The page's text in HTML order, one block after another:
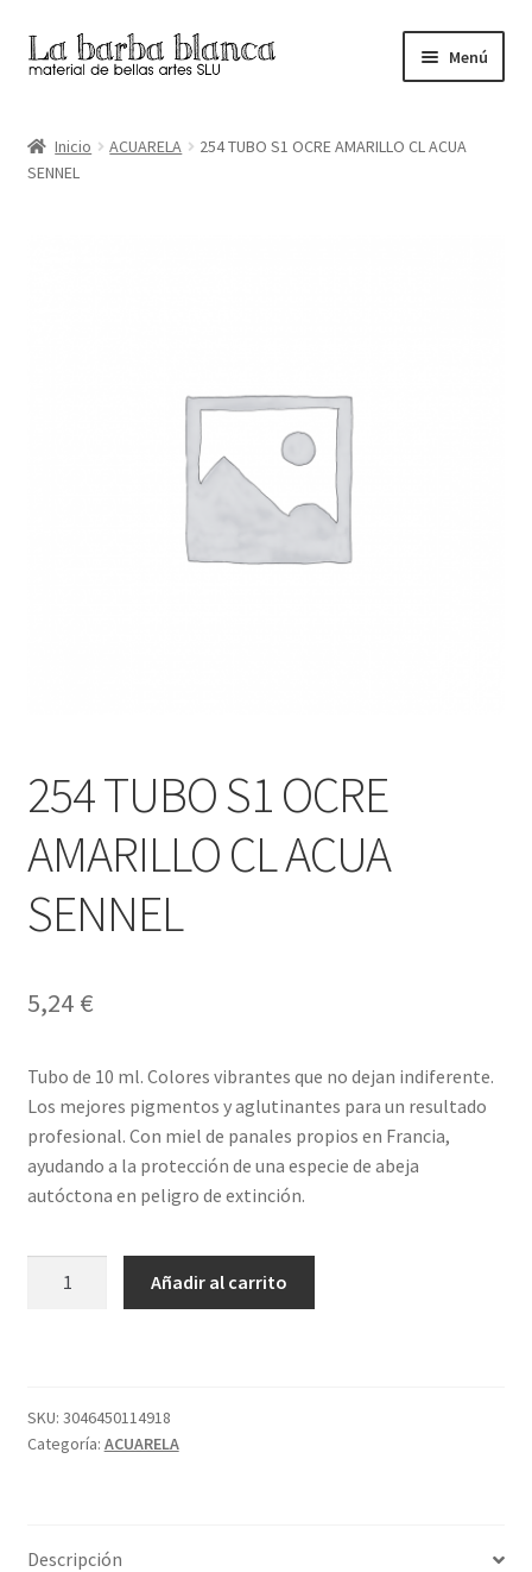
Ir
a
navegación
Ir
al
Menú
Carrito
Inicio ACUARELA
254 TUBO S1 OCRE AMARILLO CL ACUA
SENNEL
254 TUBO S1 OCRE
AMARILLO CL ACUA
SENNEL
5,24 €
Tubo de 10 ml. Colores vibrantes que no dejan indiferente.
Los mejores pigmentos y aglutinantes para un resultado
profesional. Con miel de panales propios en Francia,
ayudando a la protección de una especie de abeja
autóctona en peligro de extinción.
CL
ACUA
Añadir al carrito
SKU: 3046450114918
Categoría: ACUARELA
Descripción